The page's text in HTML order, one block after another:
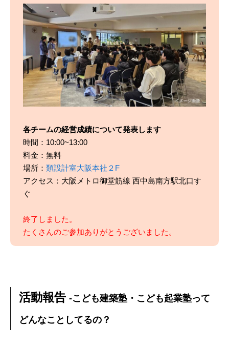
各チームの経営成績について発表します
時間：10:00~13:00
料金：無料
場所： 類設計室大阪本社２F
アクセス：大阪メトロ御堂筋線 西中島南方駅北口す
ぐ
終了しました。
たくさんのご参加ありがとうございました。
活動報告 -こども建築塾・こども起業塾って
どんなことしてるの？